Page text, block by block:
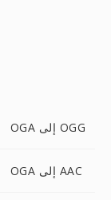
OGA إلى OGG
OGA إلى AAC